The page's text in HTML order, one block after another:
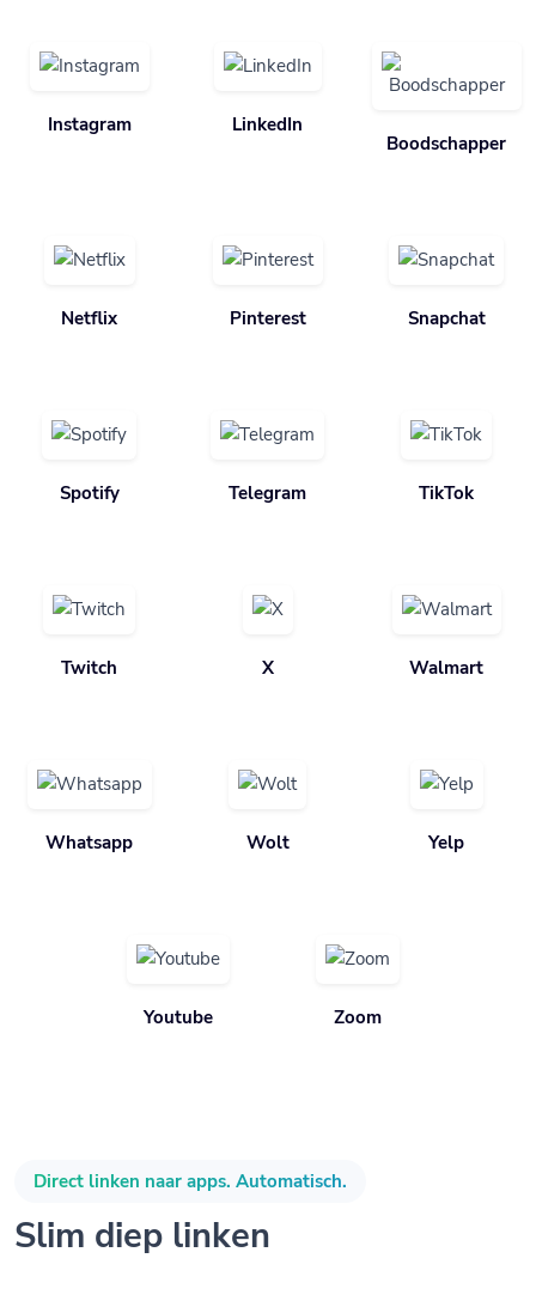
Direct linken naar apps. Automatisch.
Slim diep linken
Instagram
LinkedIn
Boodschapper
Netflix Pinterest Snapchat
Spotify Telegram TikTok
Twitch X Walmart
Whatsapp Wolt Yelp
Youtube Zoom